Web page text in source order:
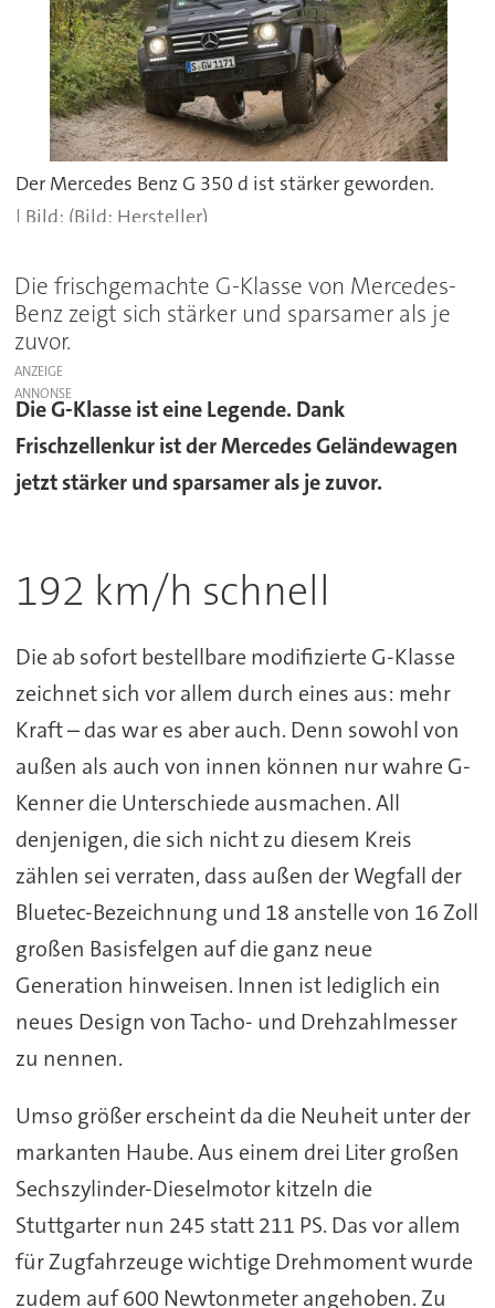
Der Mercedes Benz G 350 d ist stärker geworden.
(Bild: Hersteller)
Die frischgemachte G-Klasse von Mercedes-
Benz zeigt sich stärker und sparsamer als je
zuvor.
ANZEIGE
Die G-Klasse ist eine Legende. Dank
Frischzellenkur ist der Mercedes Geländewagen
jetzt stärker und sparsamer als je zuvor.
192 km/h schnell
Die ab sofort bestellbare modifizierte G-Klasse
zeichnet sich vor allem durch eines aus: mehr
Kraft – das war es aber auch. Denn sowohl von
außen als auch von innen können nur wahre G-
Kenner die Unterschiede ausmachen. All
denjenigen, die sich nicht zu diesem Kreis
zählen sei verraten, dass außen der Wegfall der
Bluetec-Bezeichnung und 18 anstelle von 16 Zoll
großen Basisfelgen auf die ganz neue
Generation hinweisen. Innen ist lediglich ein
neues Design von Tacho- und Drehzahlmesser
zu nennen.
Umso größer erscheint da die Neuheit unter der
markanten Haube. Aus einem drei Liter großen
Sechszylinder-Dieselmotor kitzeln die
Stuttgarter nun 245 statt 211 PS. Das vor allem
für Zugfahrzeuge wichtige Drehmoment wurde
zudem auf 600 Newtonmeter angehoben. Zu